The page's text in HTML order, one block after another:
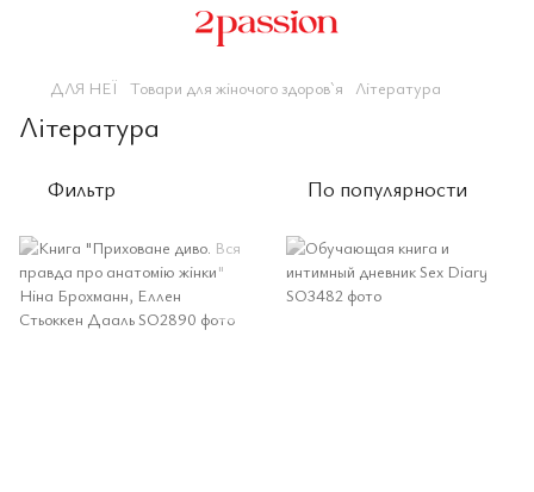
ДЛЯ НЕЇ Товари для жіночого здоров`я Література
Література
Фильтр По популярности